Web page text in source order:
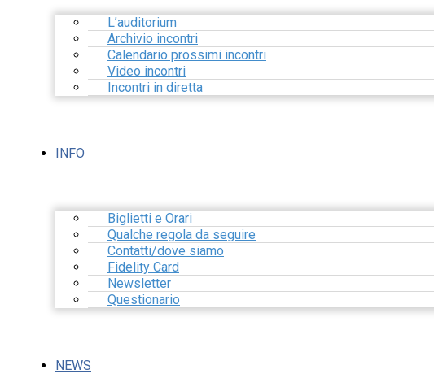
L’auditorium
Archivio incontri
Calendario prossimi incontri
Video incontri
Incontri in diretta
INFO
Biglietti e Orari
Qualche regola da seguire
Contatti/dove siamo
Fidelity Card
Newsletter
Questionario
NEWS